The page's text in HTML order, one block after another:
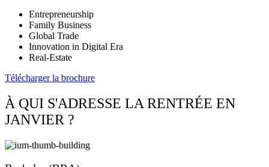
Entrepreneurship
Family Business
Global Trade
Innovation in Digital Era
Real-Estate
Télécharger la brochure
À QUI S'ADRESSE LA RENTRÉE EN
JANVIER ?